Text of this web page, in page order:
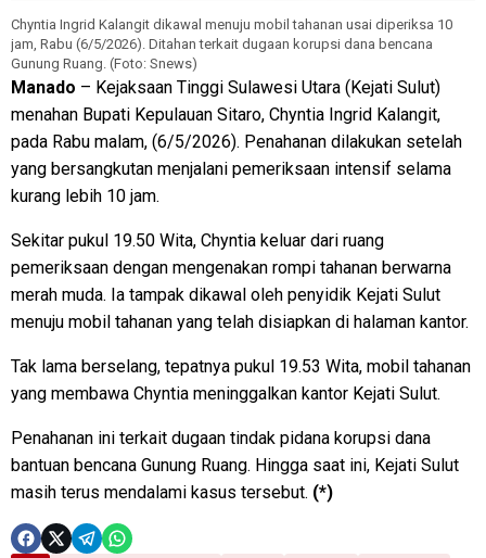
Chyntia Ingrid Kalangit dikawal menuju mobil tahanan usai diperiksa 10
jam, Rabu (6/5/2026). Ditahan terkait dugaan korupsi dana bencana
Gunung Ruang. (Foto: Snews)
Manado – Kejaksaan Tinggi Sulawesi Utara (Kejati Sulut)
menahan Bupati Kepulauan Sitaro, Chyntia Ingrid Kalangit,
pada Rabu malam, (6/5/2026). Penahanan dilakukan setelah
yang bersangkutan menjalani pemeriksaan intensif selama
kurang lebih 10 jam.
Sekitar pukul 19.50 Wita, Chyntia keluar dari ruang
pemeriksaan dengan mengenakan rompi tahanan berwarna
merah muda. Ia tampak dikawal oleh penyidik Kejati Sulut
menuju mobil tahanan yang telah disiapkan di halaman kantor.
Tak lama berselang, tepatnya pukul 19.53 Wita, mobil tahanan
yang membawa Chyntia meninggalkan kantor Kejati Sulut.
Penahanan ini terkait dugaan tindak pidana korupsi dana
bantuan bencana Gunung Ruang. Hingga saat ini, Kejati Sulut
masih terus mendalami kasus tersebut. (*)